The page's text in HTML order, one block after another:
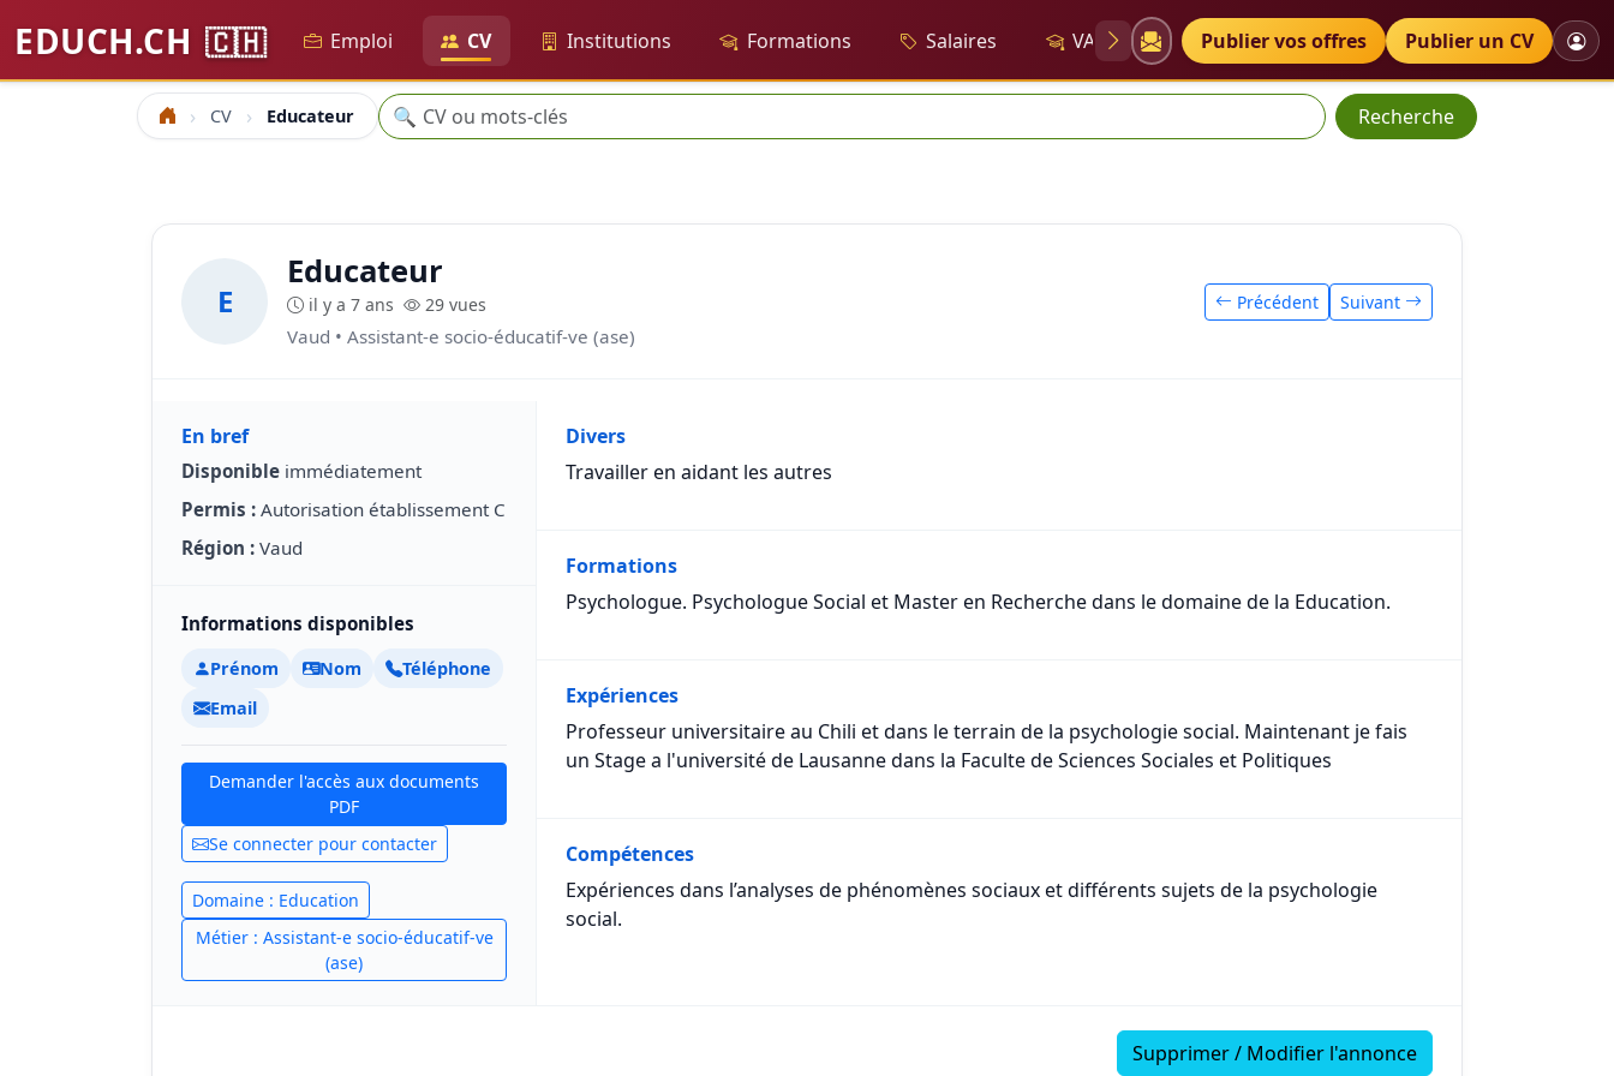
EDUCH.CH 🇨🇭 Emploi CV Institutions Formations Salaires VAE Diplômes Petites annonces
Publier vos offres Publier un CV
Accueil CV Educateur Recherche
🔍 Recherche
E
Educateur
il y a 7 ans 29 vues
Vaud • Assistant-e socio-éducatif-ve (ase)
Précédent Suivant
En bref
Disponible immédiatement
Permis : Autorisation établissement C
Région : Vaud
Informations disponibles
Prénom Nom
Téléphone
Email
Demander l'accès aux documents
PDF
Se connecter pour contacter
Domaine : Education
Métier : Assistant-e socio-éducatif-ve
(ase)
Divers
Travailler en aidant les autres
Formations
Psychologue. Psychologue Social et Master en Recherche dans le domaine de la Education.
Expériences
Professeur universitaire au Chili et dans le terrain de la psychologie social. Maintenant je fais
un Stage a l'université de Lausanne dans la Faculte de Sciences Sociales et Politiques
Compétences
Expériences dans l’analyses de phénomènes sociaux et différents sujets de la psychologie
social.
Supprimer / Modifier l'annonce